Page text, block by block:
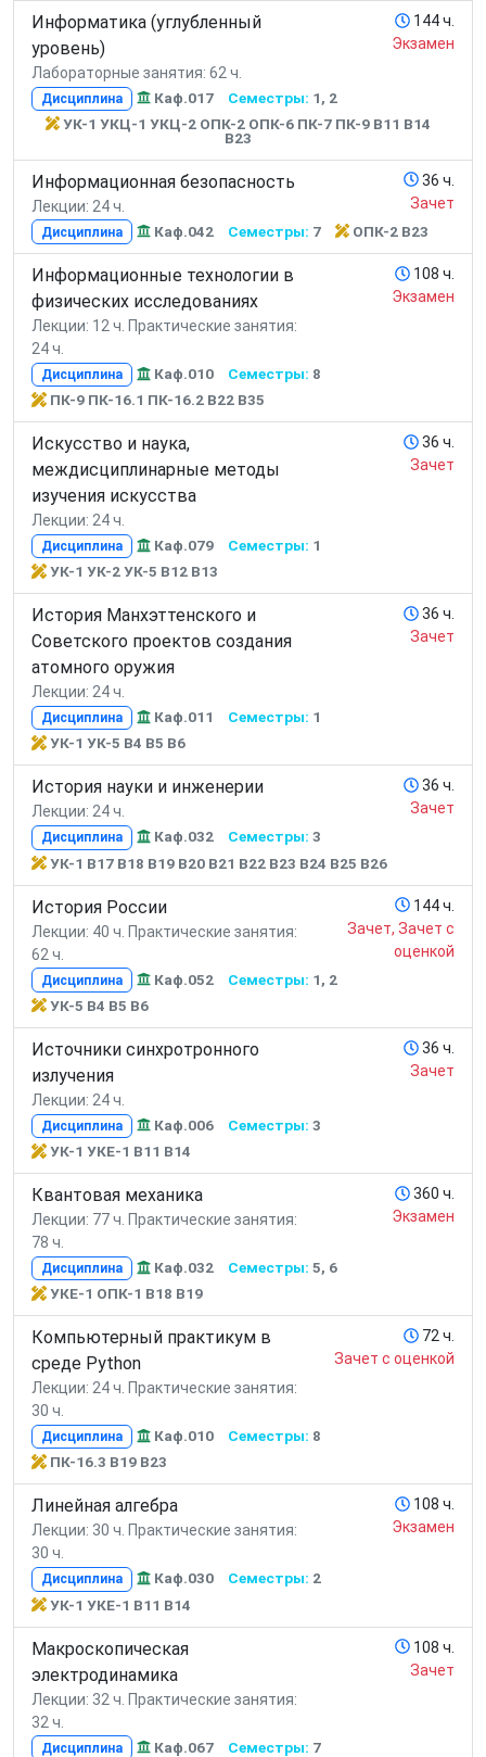
Информатика (углубленный
уровень)
Лабораторные занятия: 62 ч.
144 ч.
Экзамен
Дисциплина Каф.017 Семестры: 1, 2
УК-1 УКЦ-1 УКЦ-2 ОПК-2 ОПК-6 ПК-7 ПК-9 В11 В14
В23
Информационная безопасность
Лекции: 24 ч.
36 ч.
Зачет
Дисциплина Каф.042 Семестры: 7 ОПК-2 В23
Информационные технологии в
физических исследованиях
Лекции: 12 ч. Практические занятия:
24 ч.
108 ч.
Экзамен
Дисциплина Каф.010 Семестры: 8
ПК-9 ПК-16.1 ПК-16.2 В22 В35
Искусство и наука,
междисциплинарные методы
изучения искусства
Лекции: 24 ч.
36 ч.
Зачет
Дисциплина Каф.079 Семестры: 1
УК-1 УК-2 УК-5 В12 В13
История Манхэттенского и
Советского проектов создания
атомного оружия
Лекции: 24 ч.
36 ч.
Зачет
Дисциплина Каф.011 Семестры: 1
УК-1 УК-5 В4 В5 В6
История науки и инженерии
Лекции: 24 ч.
36 ч.
Зачет
Дисциплина Каф.032 Семестры: 3
УК-1 В17 В18 В19 В20 В21 В22 В23 В24 В25 В26
История России
Лекции: 40 ч. Практические занятия:
62 ч.
144 ч.
Зачет, Зачет с
оценкой
Дисциплина Каф.052 Семестры: 1, 2
УК-5 В4 В5 В6
Источники синхротронного
излучения
Лекции: 24 ч.
36 ч.
Зачет
Дисциплина Каф.006 Семестры: 3
УК-1 УКЕ-1 В11 В14
Квантовая механика
Лекции: 77 ч. Практические занятия:
78 ч.
360 ч.
Экзамен
Дисциплина Каф.032 Семестры: 5, 6
УКЕ-1 ОПК-1 В18 В19
Компьютерный практикум в
среде Python
Лекции: 24 ч. Практические занятия:
30 ч.
72 ч.
Зачет с оценкой
Дисциплина Каф.010 Семестры: 8
ПК-16.3 В19 В23
Линейная алгебра
Лекции: 30 ч. Практические занятия:
30 ч.
108 ч.
Экзамен
Дисциплина Каф.030 Семестры: 2
УК-1 УКЕ-1 В11 В14
Макроскопическая
электродинамика
Лекции: 32 ч. Практические занятия:
32 ч.
108 ч.
Зачет
Дисциплина Каф.067 Семестры: 7